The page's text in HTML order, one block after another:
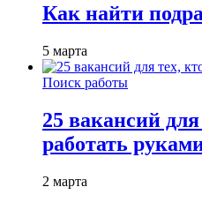
Как найти
5 марта
Поиск работы
25 вакансий
работать
2 марта